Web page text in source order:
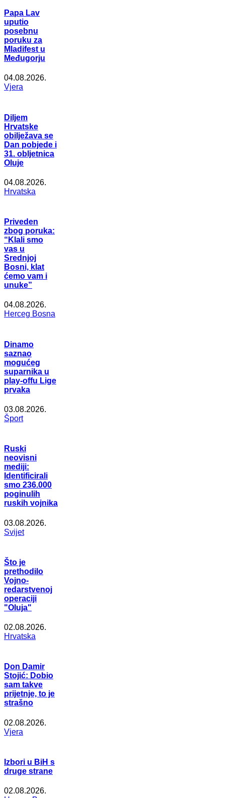
Papa Lav
uputio
posebnu
poruku za
Mladifest u
Međugorju
04.08.2026.
Vjera
Diljem
Hrvatske
obilježava se
Dan pobjede i
31. obljetnica
Oluje
04.08.2026.
Hrvatska
Priveden
zbog poruka:
“Klali smo
vas u
Srednjoj
Bosni, klat
ćemo vam i
unuke”
04.08.2026.
Herceg Bosna
Dinamo
saznao
mogućeg
suparnika u
play-offu Lige
prvaka
03.08.2026.
Šport
Ruski
neovisni
mediji:
Identificirali
smo 236.000
poginulih
ruskih vojnika
03.08.2026.
Svijet
Što je
prethodilo
Vojno-
redarstvenoj
operaciji
"Oluja"
02.08.2026.
Hrvatska
Don Damir
Stojić: Dobio
sam takve
prijetnje, to je
strašno
02.08.2026.
Vjera
Izbori u BiH s
druge strane
02.08.2026.